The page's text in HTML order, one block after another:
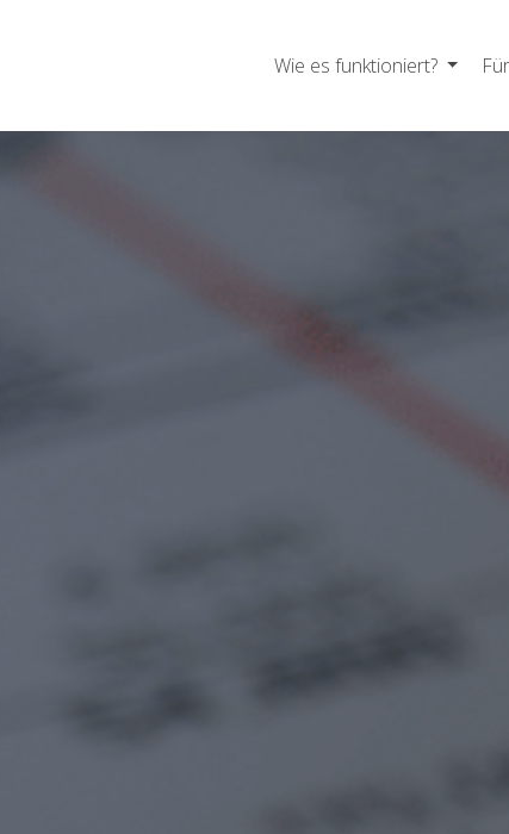
Wie es funktioniert?